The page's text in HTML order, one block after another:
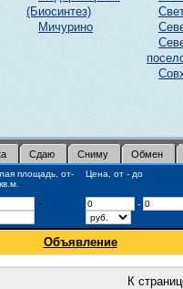
(Биосинтез)
Мичурино
Сдаю Сниму Обмен
площадь, от-
Цена, от - до
- -
Объявление
К